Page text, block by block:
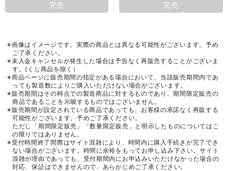
完売
完売
※画像はイメージです。実際の商品とは異なる可能性がございます。予め
ご了承ください。
※未入金キャンセルが発生した場合は予告なく再販売することがございま
す。(くじ商品を除く）
※商品ページに販売期間の指定がある場合において、当該販売期間内であ
っても製造数によりご購入いただけない場合がございます。
※販売期間はその時点での製造商品に対するものであり、期間限定販売の
商品であることを示唆するものではございません。
※販売期間が設定されている商品であっても、お客様の承諾なく再販する
可能性がございます。予めご了承ください。
ただし「期間限定販売」「数量限定販売」と明示したものについてはこ
の限りではありません。
※受付時間終了間際はサイト混雑により、時間内に購入手続きが完了でき
ない場合がございます。時間に余裕をもってお申し込み下さい。サイト
混雑が理由であっても、受付期間内にお申込みいただけなかった場合の
対応、保証はできませんので、あらかじめご了承ください。